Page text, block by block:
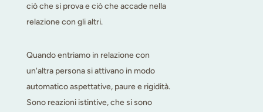
ciò che si prova e ciò che accade nella
relazione con gli altri.
Quando entriamo in relazione con
un'altra persona si attivano in modo
automatico aspettative, paure e rigidità.
Sono reazioni istintive, che si sono